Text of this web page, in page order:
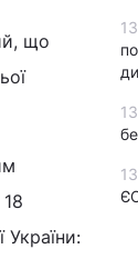
що
України: